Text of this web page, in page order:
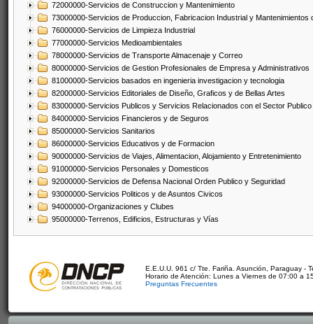
72000000-Servicios de Construccion y Mantenimiento
73000000-Servicios de Produccion, Fabricacion Industrial y Mantenimientos
76000000-Servicios de Limpieza Industrial
77000000-Servicios Medioambientales
78000000-Servicios de Transporte Almacenaje y Correo
80000000-Servicios de Gestion Profesionales de Empresa y Administrativos
81000000-Servicios basados en ingenieria investigacion y tecnologia
82000000-Servicios Editoriales de Diseño, Graficos y de Bellas Artes
83000000-Servicios Publicos y Servicios Relacionados con el Sector Publico
84000000-Servicios Financieros y de Seguros
85000000-Servicios Sanitarios
86000000-Servicios Educativos y de Formacion
90000000-Servicios de Viajes, Alimentacion, Alojamiento y Entretenimiento
91000000-Servicios Personales y Domesticos
92000000-Servicios de Defensa Nacional Orden Publico y Seguridad
93000000-Servicios Politicos y de Asuntos Civicos
94000000-Organizaciones y Clubes
95000000-Terrenos, Edificios, Estructuras y Vías
E.E.U.U. 961 c/ Tte. Fariña. Asunción, Paraguay -
Horario de Atención: Lunes a Viernes de 07:00 a
Preguntas Frecuentes